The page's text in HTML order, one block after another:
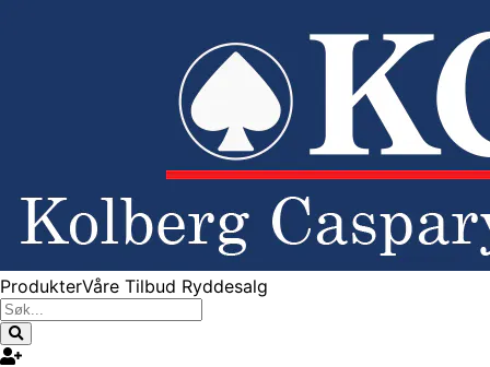
ProdukterVåre Tilbud Ryddesalg